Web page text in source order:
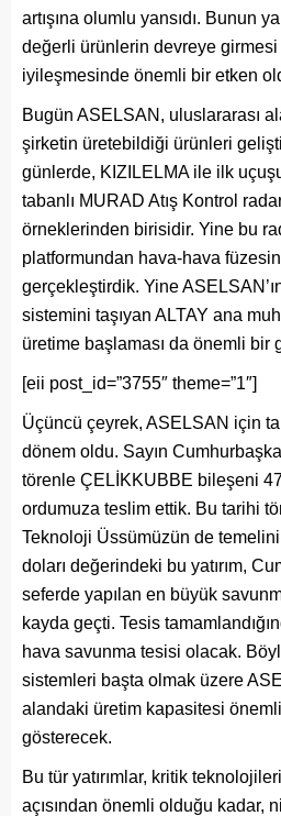
artışına olumlu yansıdı. Bunun
değerli ürünlerin devreye girmesi
iyileşmesinde önemli bir etken
Bugün ASELSAN, uluslararası
şirketin üretebildiği ürünleri
günlerde, KIZILELMA ile ilk
tabanlı MURAD Atış Kontrol
örneklerinden birisidir. Yine bu
platformundan hava-hava
gerçekleştirdik. Yine
sistemini taşıyan ALTAY ana
üretime başlaması da önemli bir
[eii post_id=”3755″ theme=”1″]
Üçüncü çeyrek, ASELSAN için
dönem oldu. Sayın
törenle ÇELİKKUBBE bileşeni
ordumuza teslim ettik. Bu tarihi
Teknoloji Üssümüzün de temelini
doları değerindeki bu yatırım,
seferde yapılan en büyük
kayda geçti. Tesis
hava savunma tesisi olacak.
sistemleri başta olmak üzere
alandaki üretim kapasitesi
gösterecek.
Bu tür yatırımlar, kritik
açısından önemli olduğu kadar,